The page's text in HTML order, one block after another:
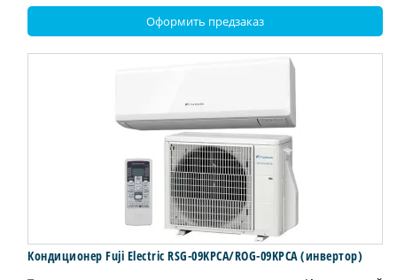
Оформить предзаказ
Кондиционер Fuji Electric RSG-09KPCA/ROG-09KPCA (инвертор)